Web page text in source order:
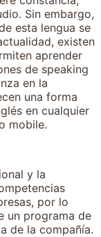
Sin embargo,
esta lengua se
existen
aprender
de speaking
en la
una forma
en cualquier
mobile.
y la
por lo
un programa de
de la compañía.